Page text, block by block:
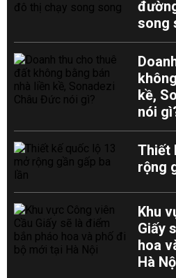
song
kề,
nói
Thiết
rộng
Khu
Giấy
hoa
Hà